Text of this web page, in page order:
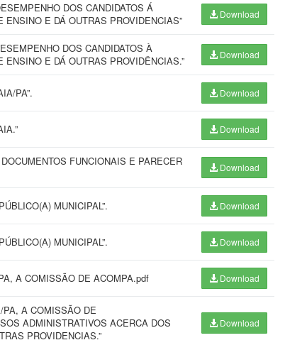
DOS CANDIDATOS Á
E DÁ OUTRAS PROVIDENCIAS”
Download
DOS CANDIDATOS À
E DÁ OUTRAS PROVIDÊNCIAS.”
Download
PA”. Download
Download
FUNCIONAIS E PARECER
Download
MUNICIPAL”. Download
MUNICIPAL”. Download
A COMISSÃO DE ACOMPA.pdf Download
A COMISSÃO DE
ADMINISTRATIVOS ACERCA DOS
PROVIDENCIAS.”
Download